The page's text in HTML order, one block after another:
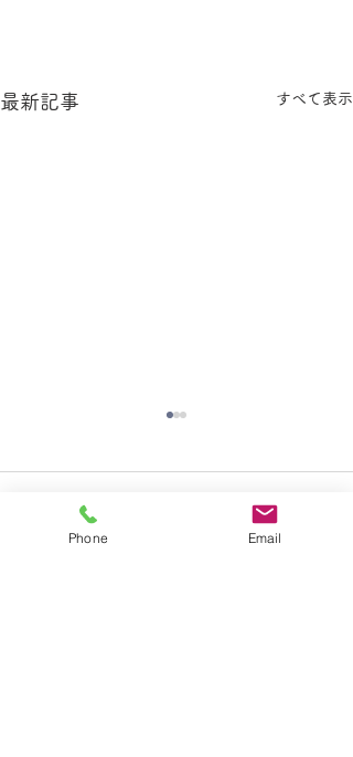
最新記事 すべて表示
コメント
Phone Email